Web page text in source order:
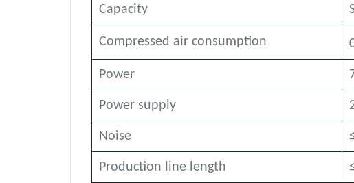
Capacity
Compressed air consumption
Power
Power supply
Noise
Production line length